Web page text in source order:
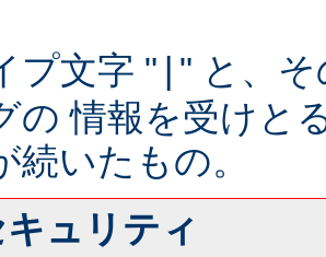
プ文字 " " と、
の 情報を受けと
続いたもの。
キュリティ